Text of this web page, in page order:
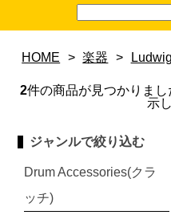
HOME > 楽器 > Ludwig
2件の商品が見つかりまし
示
ジャンルで絞り込む
Drum Accessories(クラ
ッチ)